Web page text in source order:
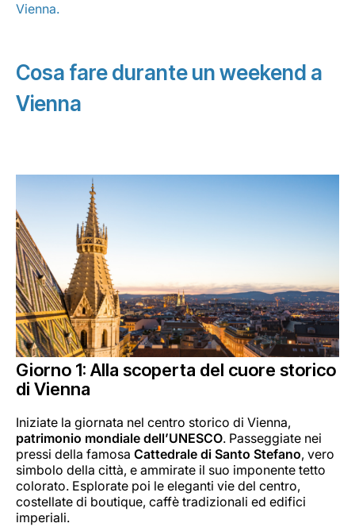
Vienna.
Cosa fare durante un weekend a
Vienna
Giorno 1: Alla scoperta del cuore storico
di Vienna
Iniziate la giornata nel centro storico di Vienna,
patrimonio mondiale dell’UNESCO. Passeggiate nei
pressi della famosa Cattedrale di Santo Stefano, vero
simbolo della città, e ammirate il suo imponente tetto
colorato. Esplorate poi le eleganti vie del centro,
costellate di boutique, caffè tradizionali ed edifici
imperiali.